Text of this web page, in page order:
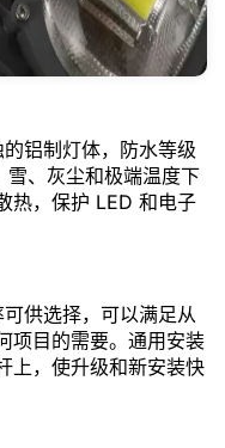
铝制灯体，防水等级
、灰尘和极端温度下
热，保护 LED 和电子
供选择，可以满足从
项目的需要。通用安装
上，使升级和新安装快